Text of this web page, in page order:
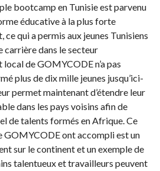
bootcamp en Tunisie est parvenu
éducative à la plus forte
qui a permis aux jeunes Tunisiens
carrière dans le secteur
de GOMYCODE n’a pas
plus de dix mille jeunes jusqu’ici-
permet maintenant d’étendre leur
dans les pays voisins afin de
de talents formés en Afrique. Ce
GOMYCODE ont accompli est un
sur le continent et un exemple de
talentueux et travailleurs peuvent